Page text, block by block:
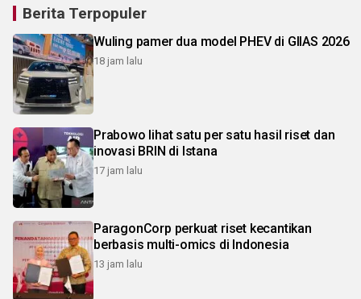
Berita Terpopuler
Wuling pamer dua model PHEV di GIIAS 2026
18 jam lalu
Prabowo lihat satu per satu hasil riset dan
inovasi BRIN di Istana
17 jam lalu
ParagonCorp perkuat riset kecantikan
berbasis multi-omics di Indonesia
13 jam lalu